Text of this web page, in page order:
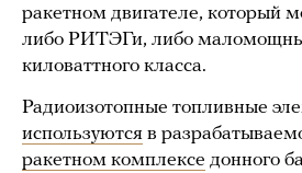
ракетном двигателе, который
либо РИТЭГи, либо
киловаттного класса.
Радиоизотопные топливные
используются в
ракетном комплексе донного